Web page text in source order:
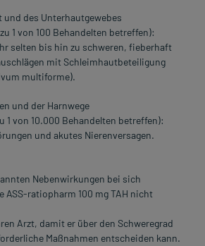
und des Unterhautgewebes
1 von 100 Behandelten betreffen):
selten bis hin zu schweren, fieberhaft
mit Schleimhautbeteiligung
multiforme).
und der Harnwege
1 von 10.000 Behandelten betreffen):
und akutes Nierenversagen.
Nebenwirkungen bei sich
ASS-ratiopharm 100 mg TAH nicht
Arzt, damit er über den Schweregrad
Maßnahmen entscheiden kann.